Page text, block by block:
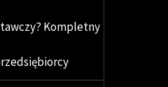
Kompletny